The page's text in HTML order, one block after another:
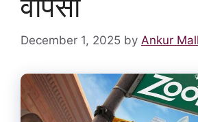
December 1, 2025 by Ankur Mall